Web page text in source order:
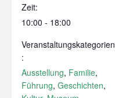
Zeit:
10:00 - 18:00
Veranstaltungskategorien
:
Ausstellung, Familie,
Führung, Geschichten,